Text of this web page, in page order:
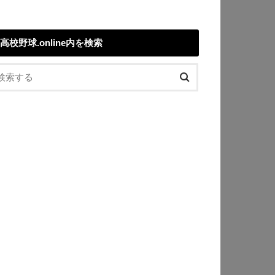
高校野球.online内を検索